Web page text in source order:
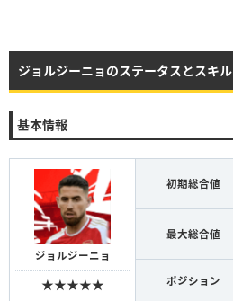
ジョルジーニョのステータスとスキル
基本情報
ジョルジーニョ
★★★★★
初期総合値
最大総合値
ポジション